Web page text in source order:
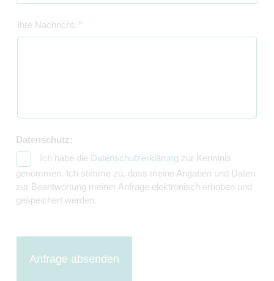
Ihre Nachricht: *
Datenschutz:
Ich habe die Datenschutzerklärung zur Kenntnis
genommen. Ich stimme zu, dass meine Angaben und Daten
zur Beantwortung meiner Anfrage elektronisch erhoben und
gespeichert werden.
Anfrage absenden